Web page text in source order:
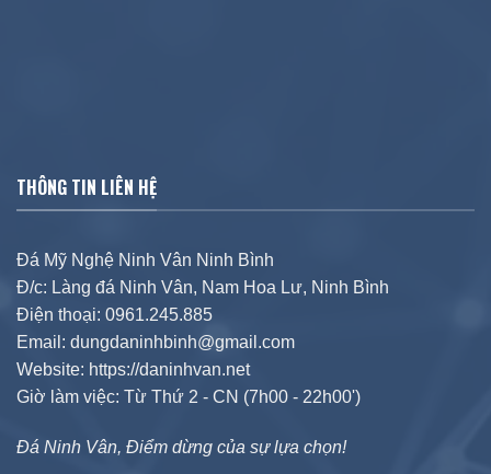
THÔNG TIN LIÊN HỆ
Đá Mỹ Nghệ Ninh Vân Ninh Bình
Đ/c: Làng đá Ninh Vân, Nam Hoa Lư, Ninh Bình
Điện thoại: 0961.245.885
Email: dungdaninhbinh@gmail.com
Website: https://daninhvan.net
Giờ làm việc: Từ Thứ 2 - CN (7h00 - 22h00')
Đá Ninh Vân, Điểm dừng của sự lựa chọn!